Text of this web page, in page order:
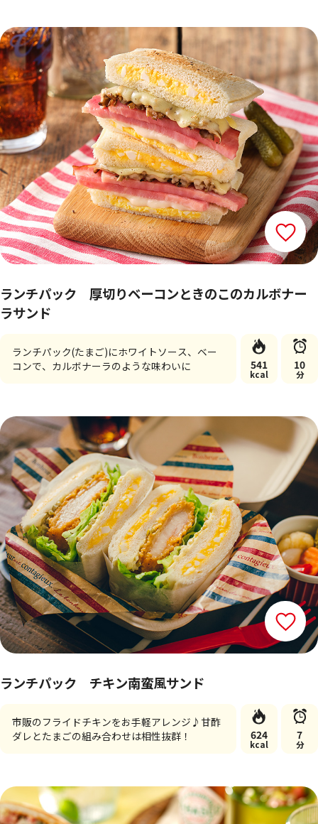
ランチパック 厚切りベーコンときのこのカルボナー
ラサンド
ランチパック(たまご)にホワイトソース、ベー
コンで、カルボナーラのような味わいに
541
kcal
10
分
ランチパック チキン南蛮風サンド
市販のフライドチキンをお手軽アレンジ♪甘酢
ダレとたまごの組み合わせは相性抜群！
624
kcal
7
分